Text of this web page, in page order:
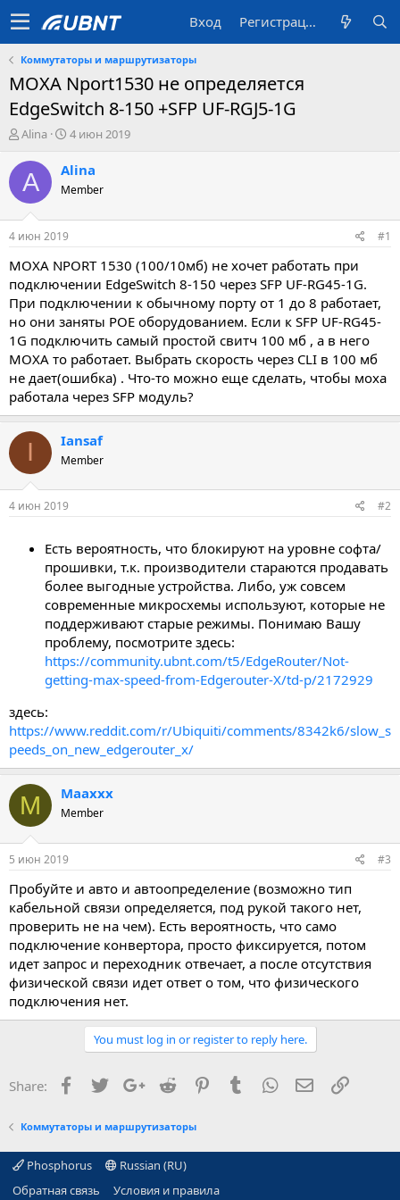
Вход Регистрация
Коммутаторы и маршрутизаторы
MOXA Nport1530 не определяется
EdgeSwitch 8-150 +SFP UF-RGJ5-1G
А
т
о
р
м
ы
Alina
Д
т
с
а
и
я
4 июн 2019
A Alina
Member
4 июн 2019 #1
MOXA NPORT 1530 (100/10мб) не хочет работать при
подключении EdgeSwitch 8-150 через SFP UF-RG45-1G.
При подключении к обычному порту от 1 до 8 работает,
но они заняты POE оборудованием. Если к SFP UF-RG45-
1G подключить самый простой свитч 100 мб , а в него
MOXA то работает. Выбрать скорость через CLI в 100 мб
не дает(ошибка) . Что-то можно еще сделать, чтобы моха
работала через SFP модуль?
I Iansaf
Member
4 июн 2019 #2
Есть вероятность, что блокируют на уровне софта/
прошивки, т.к. производители стараются продавать
более выгодные устройства. Либо, уж совсем
современные микросхемы используют, которые не
поддерживают старые режимы. Понимаю Вашу
проблему, посмотрите здесь:
https://community.ubnt.com/t5/EdgeRouter/Not-
getting-max-speed-from-Edgerouter-X/td-p/2172929
здесь:
https://www.reddit.com/r/Ubiquiti/comments/8342k6/slow_s
peeds_on_new_edgerouter_x/
M Maaxxx
Member
5 июн 2019 #3
Пробуйте и авто и автоопределение (возможно тип
кабельной связи определяется, под рукой такого нет,
проверить не на чем). Есть вероятность, что само
подключение конвертора, просто фиксируется, потом
идет запрос и переходник отвечает, а после отсутствия
физической связи идет ответ о том, что физического
подключения нет.
You must log in or register to reply here.
Share: Facebook
TwitterGoogle+
Reddit PinterestTumblrWhatsApp
E-mailСсылка
Коммутаторы и маршрутизаторы
Phosphorus
Russian (RU)
Обратная связь
Условия и правила